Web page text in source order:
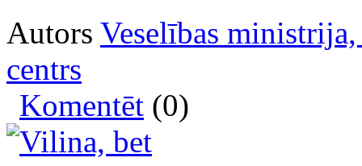
Autors Veselības
centrs
Komentēt (0)